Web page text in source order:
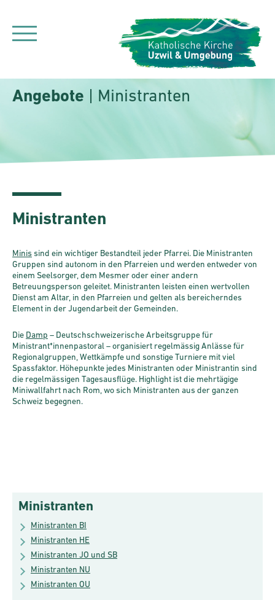
Angebote | Ministranten
Ministranten
Minis sind ein wichtiger Bestandteil jeder Pfarrei. Die Ministranten
Gruppen sind autonom in den Pfarreien und werden entweder von
einem Seelsorger, dem Mesmer oder einer andern
Betreuungsperson geleitet. Ministranten leisten einen wertvollen
Dienst am Altar, in den Pfarreien und gelten als bereicherndes
Element in der Jugendarbeit der Gemeinden.
Die Damp – Deutschschweizerische Arbeitsgruppe für
Ministrant*innenpastoral – organisiert regelmässig Anlässe für
Regionalgruppen, Wettkämpfe und sonstige Turniere mit viel
Spassfaktor. Höhepunkte jedes Ministranten oder Ministrantin sind
die regelmässigen Tagesausflüge. Highlight ist die mehrtägige
Miniwallfahrt nach Rom, wo sich Ministranten aus der ganzen
Schweiz begegnen.
Ministranten
Ministranten BI
Ministranten HE
Ministranten JO und SB
Ministranten NU
Ministranten OU